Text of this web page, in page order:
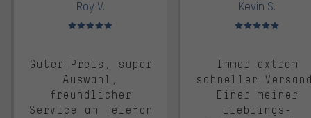
Roy V.
Bewertungen: 5 von 5
Guter Preis, super
Auswahl,
freundlicher
Service am Telefon
Kevin S.
Bewertungen: 5 von 5
Immer extrem
schneller
Einer meiner
Lieblings-